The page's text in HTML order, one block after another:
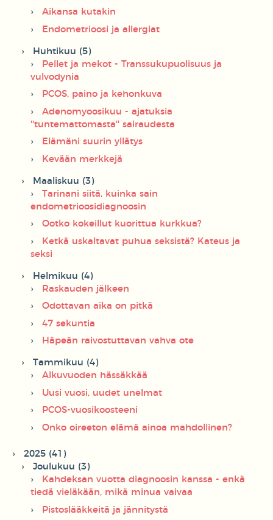
Aikansa kutakin
Endometrioosi ja allergiat
Huhtikuu (5)
Pellet ja mekot - Transsukupuolisuus ja
vulvodynia
PCOS, paino ja kehonkuva
Adenomyoosikuu - ajatuksia
''tuntemattomasta'' sairaudesta
Elämäni suurin yllätys
Kevään merkkejä
Maaliskuu (3)
Tarinani siitä, kuinka sain
endometrioosidiagnoosin
Ootko kokeillut kuorittua kurkkua?
Ketkä uskaltavat puhua seksistä? Kateus ja
seksi
Helmikuu (4)
Raskauden jälkeen
Odottavan aika on pitkä
47 sekuntia
Häpeän raivostuttavan vahva ote
Tammikuu (4)
Alkuvuoden hässäkkää
Uusi vuosi, uudet unelmat
PCOS-vuosikoosteeni
Onko oireeton elämä ainoa mahdollinen?
2025 (41)
Joulukuu (3)
Kahdeksan vuotta diagnoosin kanssa - enkä
tiedä vieläkään, mikä minua vaivaa
Pistoslääkkeitä ja jännitystä